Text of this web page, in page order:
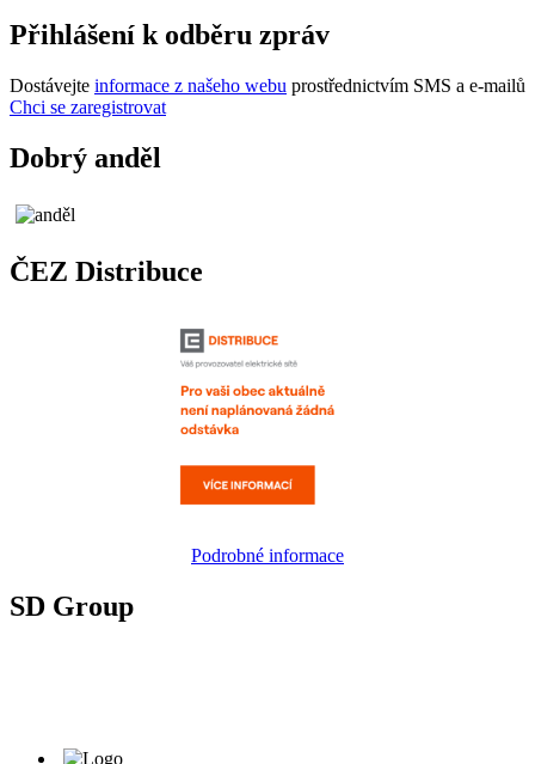
Přihlášení k odběru zpráv
Dostávejte informace z našeho webu prostřednictvím SMS a e-mailů
Chci se zaregistrovat
Dobrý anděl
ČEZ Distribuce
Podrobné informace
SD Group